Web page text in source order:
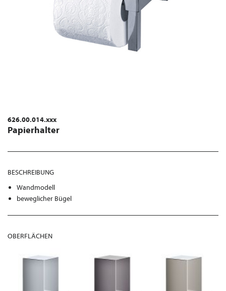
626.00.014.xxx
Papierhalter
BESCHREIBUNG
Wandmodell
beweglicher Bügel
OBERFLÄCHEN